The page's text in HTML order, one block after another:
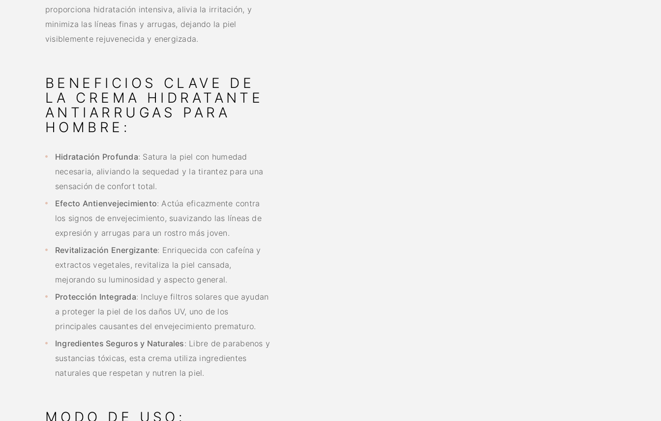
proporciona hidratación intensiva, alivia la irritación, y
minimiza las líneas finas y arrugas, dejando la piel
visiblemente rejuvenecida y energizada.
BENEFICIOS CLAVE DE
LA CREMA HIDRATANTE
ANTIARRUGAS PARA
HOMBRE:
Hidratación Profunda: Satura la piel con humedad
necesaria, aliviando la sequedad y la tirantez para una
sensación de confort total.
Efecto Antienvejecimiento: Actúa eficazmente contra
los signos de envejecimiento, suavizando las líneas de
expresión y arrugas para un rostro más joven.
Revitalización Energizante: Enriquecida con cafeína y
extractos vegetales, revitaliza la piel cansada,
mejorando su luminosidad y aspecto general.
Protección Integrada: Incluye filtros solares que ayudan
a proteger la piel de los daños UV, uno de los
principales causantes del envejecimiento prematuro.
Ingredientes Seguros y Naturales: Libre de parabenos y
sustancias tóxicas, esta crema utiliza ingredientes
naturales que respetan y nutren la piel.
MODO DE USO: